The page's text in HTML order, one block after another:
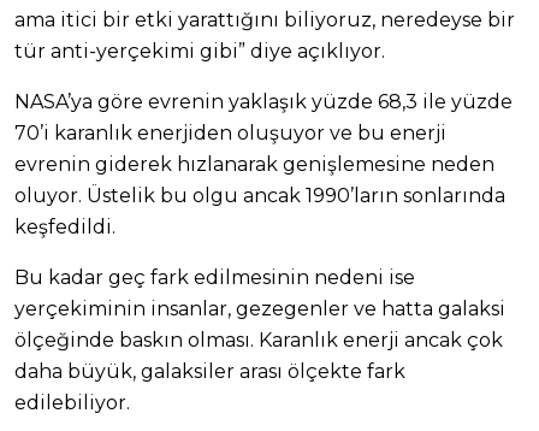
ama itici bir etki yarattığını biliyoruz, neredeyse bir
tür anti-yerçekimi gibi” diye açıklıyor.
NASA’ya göre evrenin yaklaşık yüzde 68,3 ile yüzde
70’i karanlık enerjiden oluşuyor ve bu enerji
evrenin giderek hızlanarak genişlemesine neden
oluyor. Üstelik bu olgu ancak 1990’ların sonlarında
keşfedildi.
Bu kadar geç fark edilmesinin nedeni ise
yerçekiminin insanlar, gezegenler ve hatta galaksi
ölçeğinde baskın olması. Karanlık enerji ancak çok
daha büyük, galaksiler arası ölçekte fark
edilebiliyor.